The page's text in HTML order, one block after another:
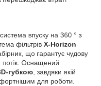
впуску на 360 ° з
фільтрів X-Horizon
що гарантує чудову
потік. Оснащений
губкою , завдяки якій
для роботи.